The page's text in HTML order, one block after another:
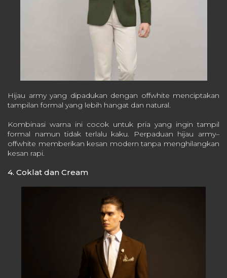
Hijau army yang dipadukan dengan offwhite menciptakan
tampilan formal yang lebih hangat dan natural.
Kombinasi warna ini cocok untuk pria yang ingin tampil
formal namun tidak terlalu kaku. Perpaduan hijau army–
offwhite memberikan kesan modern tanpa menghilangkan
kesan rapi.
4. Coklat dan Cream